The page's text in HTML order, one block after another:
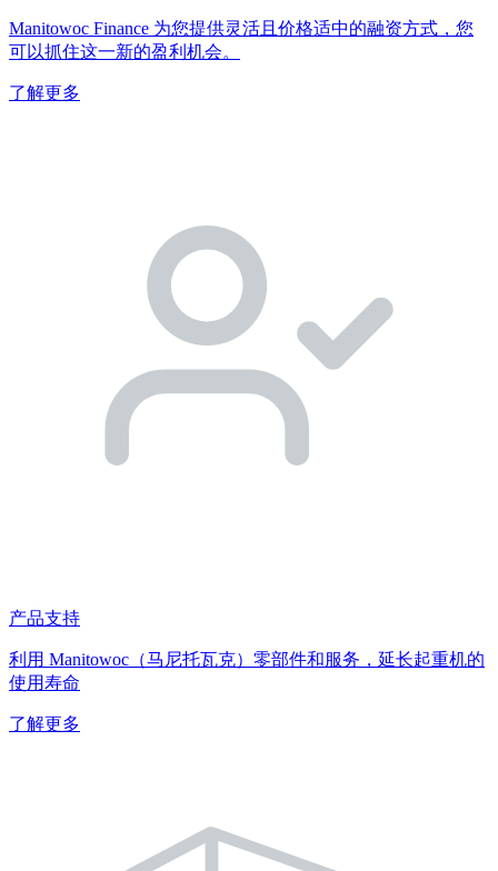
Manitowoc Finance 为您提供灵活且价格适中的融资方式，您
可以抓住这一新的盈利机会。
了解更多
产品支持
利用 Manitowoc（马尼托瓦克）零部件和服务，延长起重机的
使用寿命
了解更多